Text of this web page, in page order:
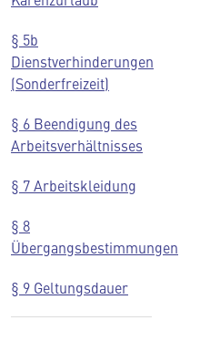
§ 5b
Dienstverhinderungen
(Sonderfreizeit)
§ 6 Beendigung des
Arbeitsverhältnisses
§ 7 Arbeitskleidung
§ 8
Übergangsbestimmungen
§ 9 Geltungsdauer